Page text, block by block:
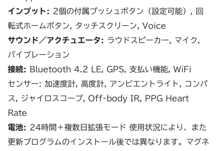
インプット: 2個の付属プッシュボタン（設定可能）, 回
転式ホームボタン, タッチスクリーン, Voice
サウンド／アクチュエータ: ラウドスピーカー, マイク,
バイブレーション
接続:
Bluetooth 4.2 LE, GPS, 支払い機能, WiFi
センサー: 加速度計, 高度計, アンビエントライト, コンパ
ス, ジャイロスコープ, Off-body IR, PPG Heart
Rate
電池: 24時間＋複数日拡張モード 使用状況により、また
更新プログラムのインストール後では異なります。マグネ